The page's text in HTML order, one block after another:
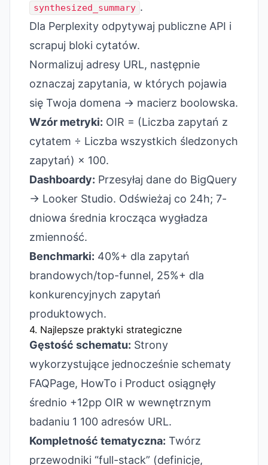
synthesized_summary .
Dla Perplexity odpytywaj publiczne API i
scrapuj bloki cytatów.
Normalizuj adresy URL, następnie
oznaczaj zapytania, w których pojawia
się Twoja domena → macierz boolowska.
Wzór metryki: OIR = (Liczba zapytań z
cytatem ÷ Liczba wszystkich śledzonych
zapytań) × 100.
Dashboardy: Przesyłaj dane do BigQuery
→ Looker Studio. Odświeżaj co 24h; 7-
dniowa średnia krocząca wygładza
zmienność.
Benchmarki: 40%+ dla zapytań
brandowych/top-funnel, 25%+ dla
konkurencyjnych zapytań
produktowych.
4. Najlepsze praktyki strategiczne
Gęstość schematu: Strony
wykorzystujące jednocześnie schematy
FAQPage, HowTo i Product osiągnęły
średnio +12pp OIR w wewnętrznym
badaniu 1 100 adresów URL.
Kompletność tematyczna: Twórz
przewodniki “full-stack” (definicje,